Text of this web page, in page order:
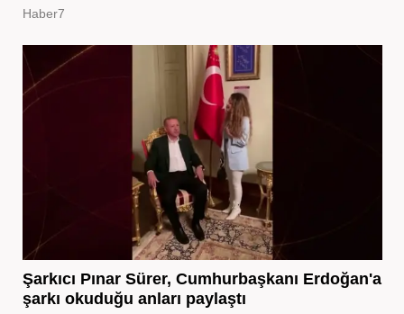
Haber7
Şarkıcı Pınar Sürer, Cumhurbaşkanı Erdoğan'a
şarkı okuduğu anları paylaştı